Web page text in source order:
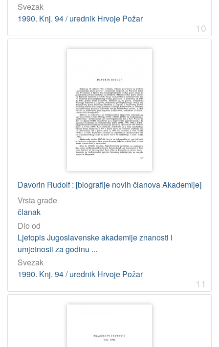
Svezak
1990. Knj. 94 / urednik Hrvoje Požar
10
Davorin Rudolf : [biografije novih članova Akademije]
Vrsta građe
članak
Dio od
Ljetopis Jugoslavenske akademije znanosti i
umjetnosti za godinu ...
Svezak
1990. Knj. 94 / urednik Hrvoje Požar
11